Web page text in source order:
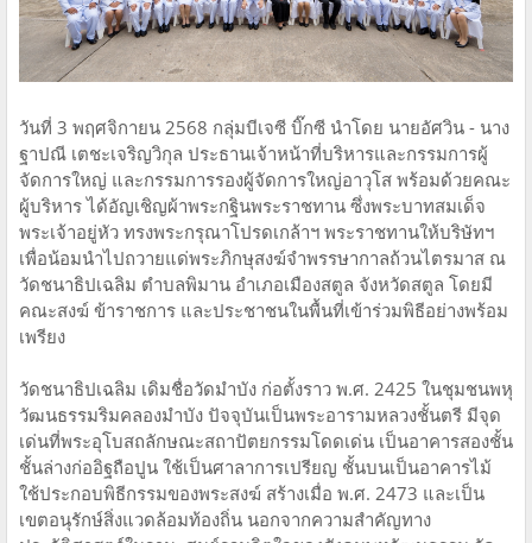
วันที่ 3 พฤศจิกายน 2568 กลุ่มบีเจซี บิ๊กซี นำโดย นายอัศวิน - นาง
ฐาปณี เตชะเจริญวิกุล ประธานเจ้าหน้าที่บริหารและกรรมการผู้
จัดการใหญ่ และกรรมการรองผู้จัดการใหญ่อาวุโส พร้อมด้วยคณะ
ผู้บริหาร ได้อัญเชิญผ้าพระกฐินพระราชทาน ซึ่งพระบาทสมเด็จ
พระเจ้าอยู่หัว ทรงพระกรุณาโปรดเกล้าฯ พระราชทานให้บริษัทฯ
เพื่อน้อมนำไปถวายแด่พระภิกษุสงฆ์จำพรรษากาลถ้วนไตรมาส ณ
วัดชนาธิปเฉลิม ตำบลพิมาน อำเภอเมืองสตูล จังหวัดสตูล โดยมี
คณะสงฆ์ ข้าราชการ และประชาชนในพื้นที่เข้าร่วมพิธีอย่างพร้อม
เพรียง
วัดชนาธิปเฉลิม เดิมชื่อวัดมำบัง ก่อตั้งราว พ.ศ. 2425 ในชุมชนพหุ
วัฒนธรรมริมคลองมำบัง ปัจจุบันเป็นพระอารามหลวงชั้นตรี มีจุด
เด่นที่พระอุโบสถลักษณะสถาปัตยกรรมโดดเด่น เป็นอาคารสองชั้น
ชั้นล่างก่ออิฐถือปูน ใช้เป็นศาลาการเปรียญ ชั้นบนเป็นอาคารไม้
ใช้ประกอบพิธีกรรมของพระสงฆ์ สร้างเมื่อ พ.ศ. 2473 และเป็น
เขตอนุรักษ์สิ่งแวดล้อมท้องถิ่น นอกจากความสำคัญทาง